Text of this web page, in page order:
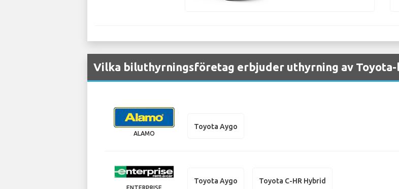
Vilka biluthyrningsföretag erbjuder uthyrning av
ALAMO
Toyota Aygo
ENTERPRISE
Toyota Aygo Toyota C-HR Hybrid